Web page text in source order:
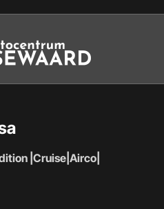
|Cruise|Airco|